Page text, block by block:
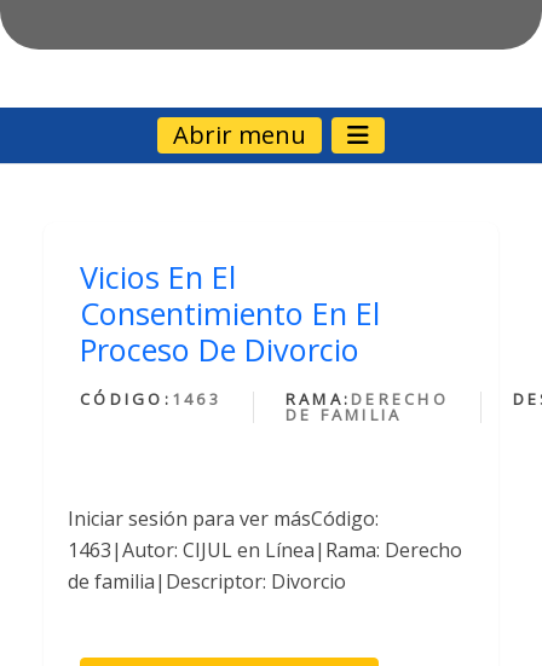
Abrir menu
Vicios En El
Consentimiento En El
Proceso De Divorcio
CÓDIGO: 1463 RAMA: DERECHO
DE FAMILIA
Iniciar sesión para ver másCódigo:
1463|Autor: CIJUL en Línea|Rama: Derecho
de familia|Descriptor: Divorcio